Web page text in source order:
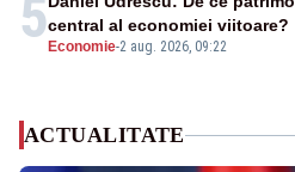
5 Economie-2 aug. 2026, 09:22
central al economiei viitoare?
ACTUALITATE